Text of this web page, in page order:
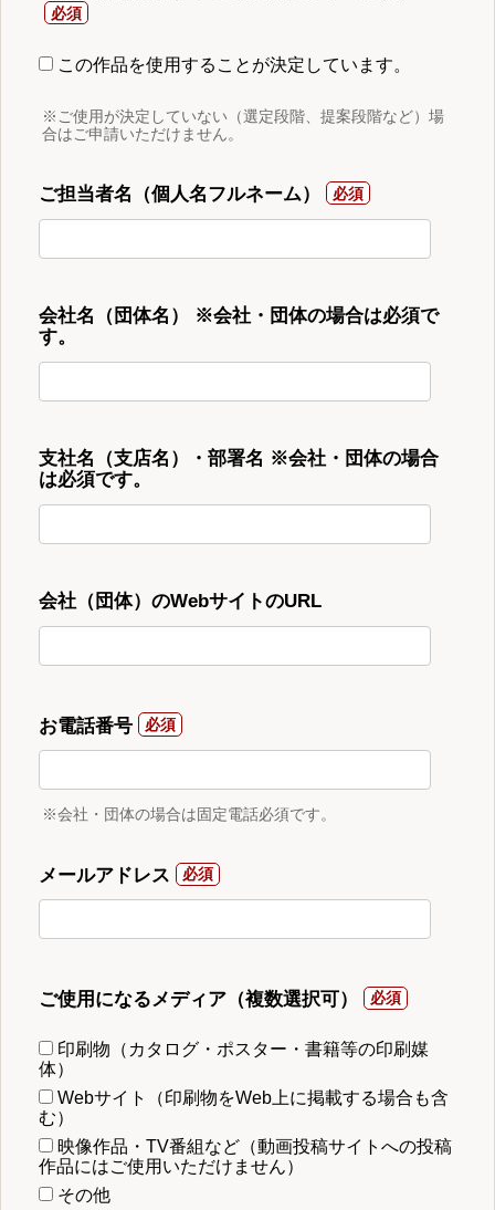
この作品を使用することが決定しています。
※ご使用が決定していない（選定段階、提案段階など）場
合はご申請いただけません。
ご担当者名（個人名フルネーム）
会社名（団体名） ※会社・団体の場合は必須で
す。
支社名（支店名）・部署名 ※会社・団体の場合
は必須です。
会社（団体）のWebサイトのURL
お電話番号
※会社・団体の場合は固定電話必須です。
メールアドレス
ご使用になるメディア（複数選択可）
印刷物（カタログ・ポスター・書籍等の印刷媒
体）
Webサイト（印刷物をWeb上に掲載する場合も含
む）
映像作品・TV番組など（動画投稿サイトへの投稿
作品にはご使用いただけません）
その他